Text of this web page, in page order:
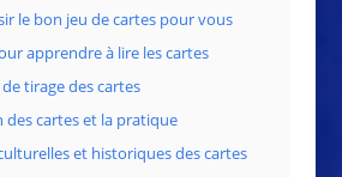
le bon jeu de cartes pour vous
apprendre à lire les cartes
tirage des cartes
des cartes et la pratique
et historiques des cartes